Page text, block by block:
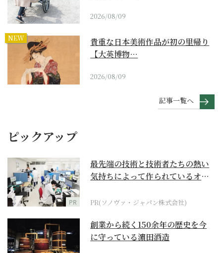
2026/08/09
NEW
貴重な日本美術作品が初の里帰り
【大英博物…
2026/08/09
記事一覧へ
ピックアップ
PR
最先端の技術と技術者たちの熱い
気持ちによって作られているオー
PR(ソノヴァ・ジャパン株式会社)
創業から続く150余年の歴史を今
に守っている濵田酒造